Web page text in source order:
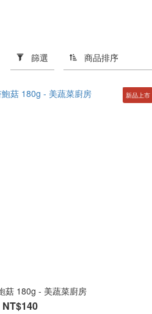
篩選 商品排序
菇 180g - 美蔬菜廚房
NT$140
新品上市